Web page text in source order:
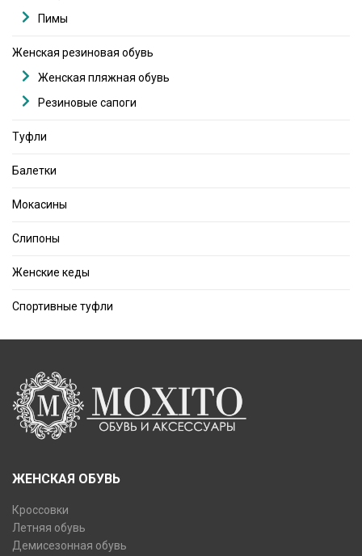
Пимы
Женская резиновая обувь
Женская пляжная обувь
Резиновые сапоги
Туфли
Балетки
Мокасины
Слипоны
Женские кеды
Спортивные туфли
ЖЕНСКАЯ ОБУВЬ
Кроссовки
Летняя обувь
Демисезонная обувь